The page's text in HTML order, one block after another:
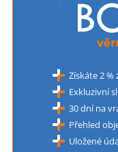
Získáte 2
Exkluzivní
30 dní na
Přehled
Uložené